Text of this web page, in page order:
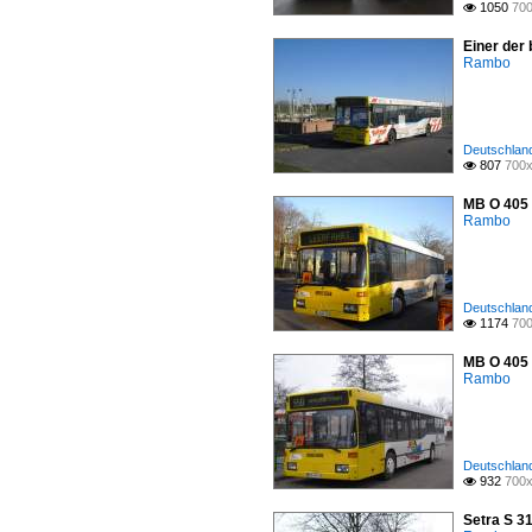
 1050
Einer der
Rambo
 807
MB O
Rambo
 1174
MB O
Rambo
 932
Setra S